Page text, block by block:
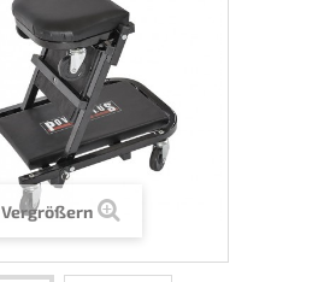
Vergrößern